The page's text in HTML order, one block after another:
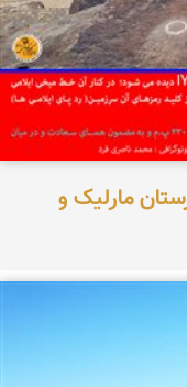
مارلیک و